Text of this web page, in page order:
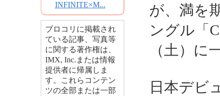
INFINITE×M...
ブロコリに掲載され
ている記事、写真等
に関する著作権は、
IMX, Inc.または情報
提供者に帰属しま
す。これらコンテン
ツの全部または一部
が、満を
ングル「
（土）に
日本デビ